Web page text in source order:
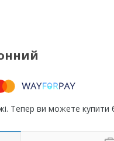
Тепер ви можете